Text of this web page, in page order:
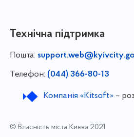
Технічна підтримка
Пошта:
Телефон: (044) 366-80-13
Компанія «Kitsoft»–
© Власність міста Києва 2021